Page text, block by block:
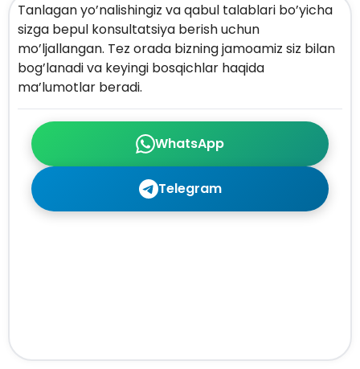
WhatsApp
Telegram
Tanlagan yo’nalishingiz va qabul talablari bo’yicha
sizga bepul konsultatsiya berish uchun
mo’ljallangan. Tez orada bizning jamoamiz siz bilan
bog’lanadi va keyingi bosqichlar haqida
ma’lumotlar beradi.